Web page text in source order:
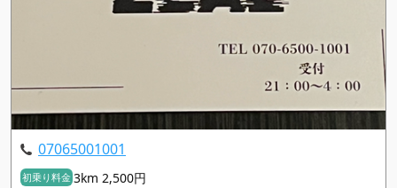
07065001001
初乗り料金 3km 2,500円